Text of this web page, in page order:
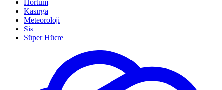
Hortum
Kasırga
Meteoroloji
Sis
Süper Hücre